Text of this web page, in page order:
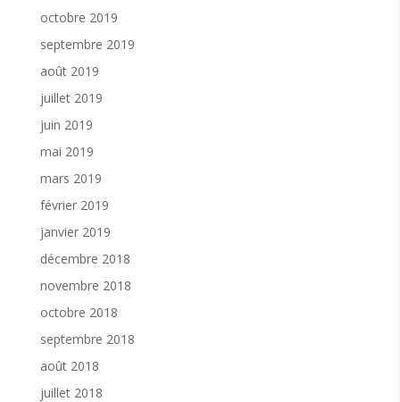
octobre 2019
septembre 2019
août 2019
juillet 2019
juin 2019
mai 2019
mars 2019
février 2019
janvier 2019
décembre 2018
novembre 2018
octobre 2018
septembre 2018
août 2018
juillet 2018